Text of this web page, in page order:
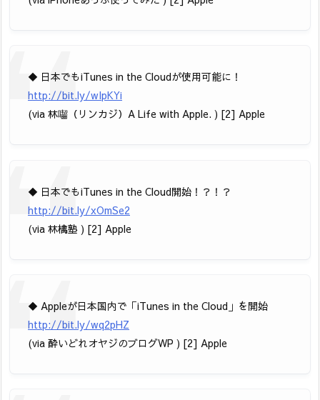
◆ 日本でもiTunes in the Cloudが使用可能に！
http://bit.ly/wIpKYi
(via 林囓（リンカジ）A Life with Apple. ) [2] Apple
◆ 日本でもiTunes in the Cloud開始！？！？
http://bit.ly/xOmSe2
(via 林檎塾 ) [2] Apple
◆ Appleが日本国内で「iTunes in the Cloud」を開始
http://bit.ly/wq2pHZ
(via 酔いどれオヤジのブログWP ) [2] Apple